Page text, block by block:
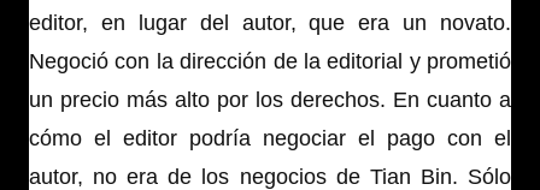
editor, en lugar del autor, que era un novato.
Negoció con la dirección de la editorial y prometió
un precio más alto por los derechos. En cuanto a
cómo el editor podría negociar el pago con el
autor, no era de los negocios de Tian Bin. Sólo